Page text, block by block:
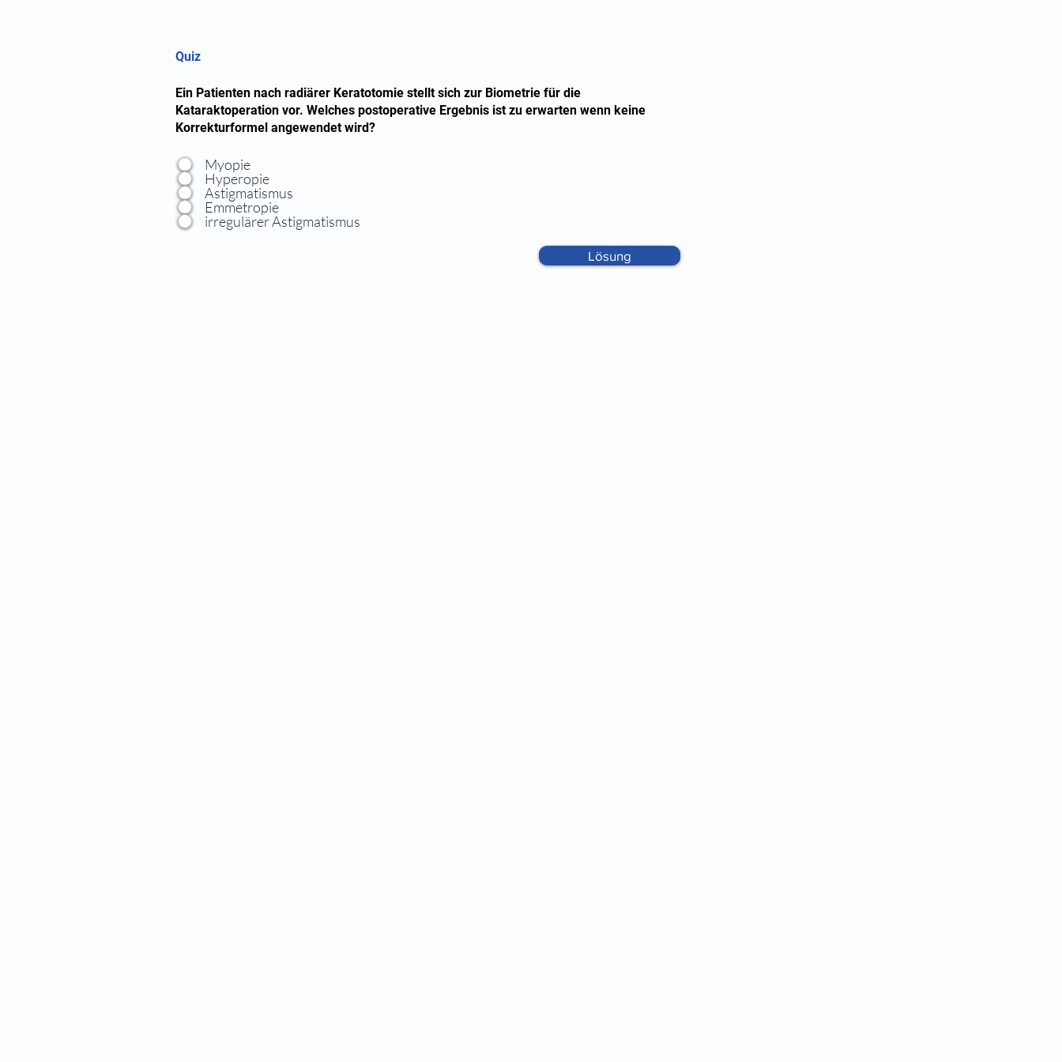
Quiz
Ein Patienten nach radiärer Keratotomie stellt sich zur Biometrie für die
Kataraktoperation vor. Welches postoperative Ergebnis ist zu erwarten wenn keine
Korrekturformel angewendet wird?
Myopie
Hyperopie
Astigmatismus
Emmetropie
irregulärer Astigmatismus
Lösung